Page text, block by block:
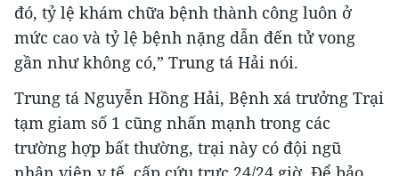
đó, tỷ lệ khám chữa bệnh thành công luôn ở
mức cao và tỷ lệ bệnh nặng dẫn đến tử vong
gần như không có,” Trung tá Hải nói.
Trung tá Nguyễn Hồng Hải, Bệnh xá trưởng Trại
tạm giam số 1 cũng nhấn mạnh trong các
trường hợp bất thường, trại này có đội ngũ